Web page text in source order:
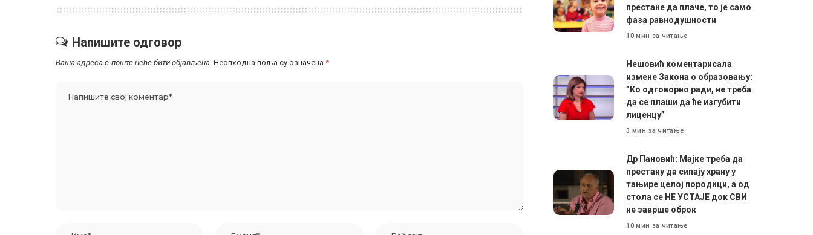
Напишите одговор
Ваша адреса е-поште неће бити објављена. Неопходна поља су означена *
престане да плаче, то је само
фаза равнодушности
10 мин за читање
Нешовић коментарисала
измене Закона о образовању:
”Ко одговорно ради, не треба
да се плаши да ће изгубити
лиценцу”
3 мин за читање
Др Пановић: Мајке треба да
престану да сипају храну у
тањире целој породици, а од
стола се НЕ УСТАЈЕ док СВИ
не заврше оброк
10 мин за читање